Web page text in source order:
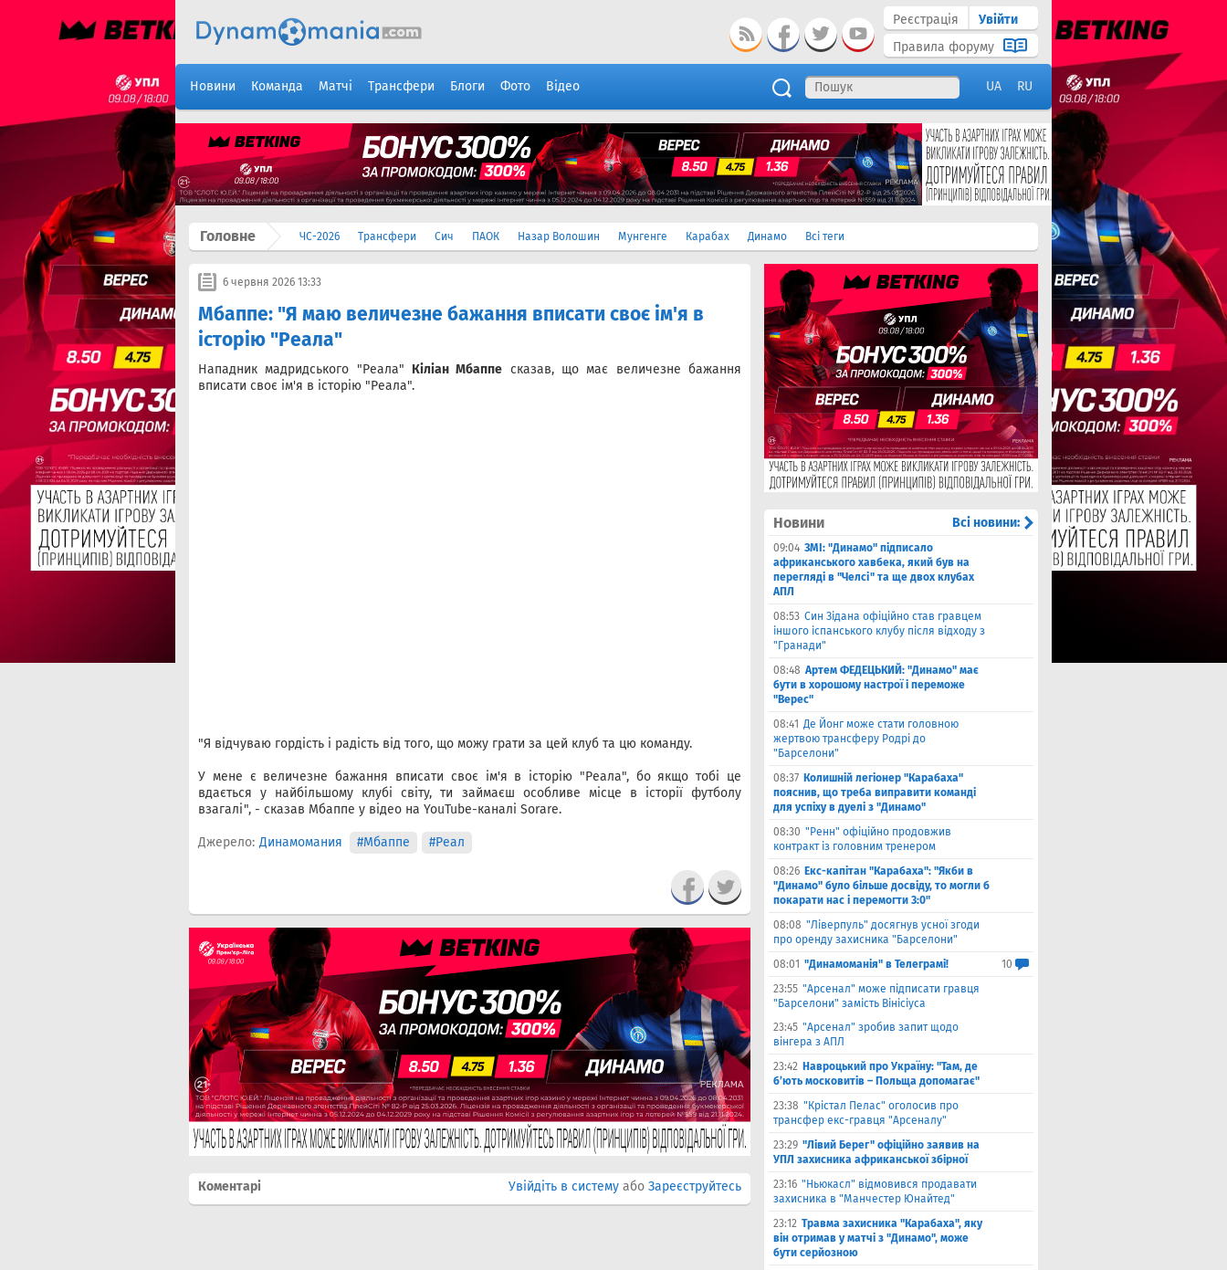
Реєстрація
Увійти
Правила форуму
Новини Команда Матчі Трансфери Блоги Фото Відео UA RU
Головне ЧС-2026 Трансфери Сич ПАОК Назар Волошин Мунгенге Карабах Динамо Всі теги
6 червня 2026 13:33
Мбаппе: "Я маю величезне бажання вписати своє ім'я в
історію "Реала"
Нападник мадридського "Реала" Кіліан Мбаппе сказав, що має величезне бажання
вписати своє ім'я в історію "Реала".
"Я відчуваю гордість і радість від того, що можу грати за цей клуб та цю команду.
У мене є величезне бажання вписати своє ім'я в історію "Реала", бо якщо тобі це
вдається у найбільшому клубі світу, ти займаєш особливе місце в історії футболу
взагалі", - сказав Мбаппе у відео на YouTube-каналі Sorare.
Джерело: Динамомания #Мбаппе #Реал
Коментарі Увійдіть в систему або Зареєструйтесь
Новини Всі новини:
09:04 ЗМІ: "Динамо" підписало
африканського хавбека, який був на
перегляді в "Челсі" та ще двох клубах
АПЛ
08:53 Син Зідана офіційно став гравцем
іншого іспанського клубу після відходу з
"Гранади"
08:48 Артем ФЕДЕЦЬКИЙ: "Динамо" має
бути в хорошому настрої і переможе
"Верес"
08:41 Де Йонг може стати головною
жертвою трансферу Родрі до
"Барселони"
08:37 Колишній легіонер "Карабаха"
пояснив, що треба виправити команді
для успіху в дуелі з "Динамо"
08:30 "Ренн" офіційно продовжив
контракт із головним тренером
08:26 Екс-капітан "Карабаха": "Якби в
"Динамо" було більше досвіду, то могли б
покарати нас і перемогти 3:0"
08:08 "Ліверпуль" досягнув усної згоди
про оренду захисника "Барселони"
08:01 "Динамоманія" в Телеграмі!
10
23:55 "Арсенал" може підписати гравця
"Барселони" замість Вінісіуса
23:45 "Арсенал" зробив запит щодо
вінгера з АПЛ
23:42 Навроцький про Україну: "Там, де
б’ють московитів – Польща допомагає"
23:38 "Крістал Пелас" оголосив про
трансфер екс-гравця "Арсеналу"
23:29 "Лівий Берег" офіційно заявив на
УПЛ захисника африканської збірної
23:16 "Ньюкасл" відмовився продавати
захисника в "Манчестер Юнайтед"
23:12 Травма захисника "Карабаха", яку
він отримав у матчі з "Динамо", може
бути серйозною